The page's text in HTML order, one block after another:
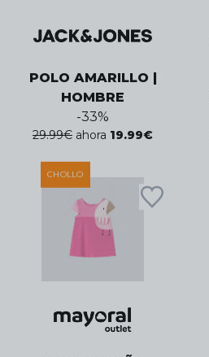
POLO AMARILLO |
HOMBRE
-33%
29.99€ ahora 19.99€
CHOLLO